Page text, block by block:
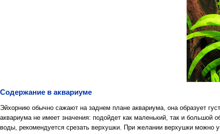
Содержание в аквариуме
Эйхорнию обычно сажают на заднем плане аквариума, она образует
аквариума не имеет значения: подойдет как маленький, так и большой
воды, рекомендуется срезать верхушки. При желании верхушки можно